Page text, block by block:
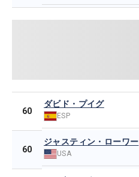
60
ダビド・プイグ
ESP
60
ジャスティン・ローワー
USA